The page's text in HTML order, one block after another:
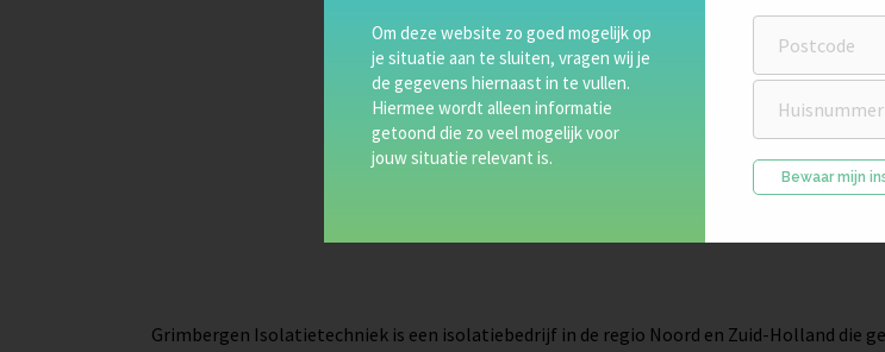
Grimbergen Isolatietechniek is een isolatiebedrijf in de regio Noord en Zuid-Holland die
Om deze website zo goed mogelijk op
je situatie aan te sluiten, vragen wij je
de gegevens hiernaast in te vullen.
Hiermee wordt alleen informatie
getoond die zo veel mogelijk voor
jouw situatie relevant is.
Bewaar mijn